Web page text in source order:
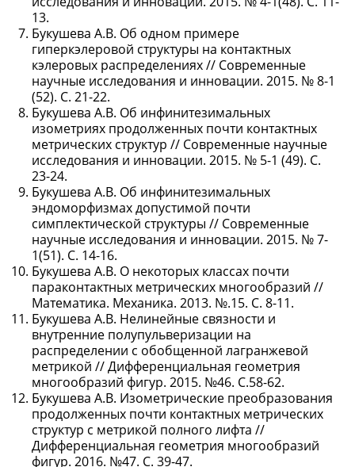
13.
Букушева А.В. Об одном примере
гиперкэлеровой структуры на контактных
кэлеровых распределениях // Современные
научные исследования и инновации. 2015. № 8-1
(52). С. 21-22.
Букушева А.В. Об инфинитезимальных
изометриях продолженных почти контактных
метрических структур // Современные научные
исследования и инновации. 2015. № 5-1 (49). С.
23-24.
Букушева А.В. Об инфинитезимальных
эндоморфизмах допустимой почти
симплектической структуры // Современные
научные исследования и инновации. 2015. № 7-
1(51). С. 14-16.
Букушева А.В. О некоторых классах почти
параконтактных метрических многообразий //
Математика. Механика. 2013. №.15. С. 8-11.
Букушева А.В. Нелинейные связности и
внутренние полупульверизации на
распределении с обобщенной лагранжевой
метрикой // Дифференциальная геометрия
многообразий фигур. 2015. №46. С.58-62.
Букушева А.В. Изометрические преобразования
продолженных почти контактных метрических
структур с метрикой полного лифта //
Дифференциальная геометрия многообразий
фигур. 2016. №47. С. 39-47.